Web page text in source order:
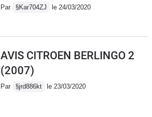
Par §Kar704ZJ le 24/03/2020
AVIS CITROEN BERLINGO 2
(2007)
Par §jrd886kt le 23/03/2020